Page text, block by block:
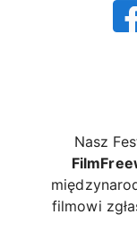
Nasz
filmowi